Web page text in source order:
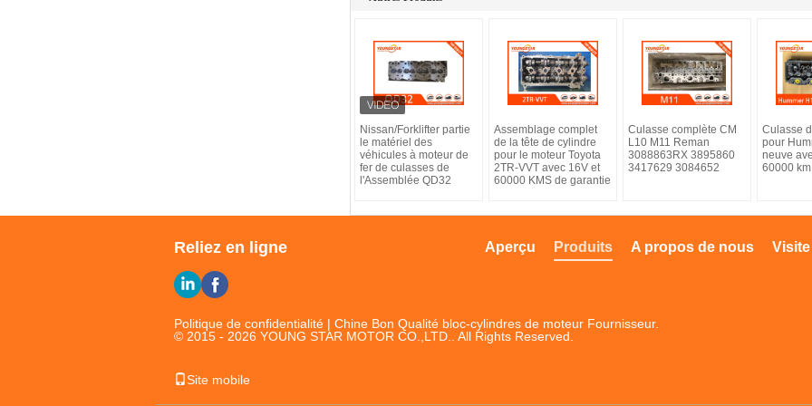
Nissan/Forklifter partie
le matériel des
véhicules à moteur de
fer de culasses de
l'Assemblée QD32
Assemblage complet
de la tête de cylindre
pour le moteur Toyota
2TR-VVT avec 16V et
60000 KMS de garantie
Culasse complète CM
L10 M11 Reman
3088863RX 3895860
3417629 3084652
Culasse
pour
neuve
60000 km
Reliez en ligne Visite
A propos de nous
Produits
Aperçu
Politique de confidentialité | Chine Bon Qualité bloc-cylindres de moteur Fournisseur.
© 2015 - 2026 YOUNG STAR MOTOR CO.,LTD.. All Rights Reserved.
Site mobile